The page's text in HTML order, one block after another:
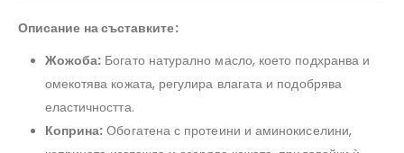
Описание на съставките:
Жожоба: Богато натурално масло, което подхранва и
омекотява кожата, регулира влагата и подобрява
еластичността.
Коприна: Обогатена с протеини и аминокиселини,